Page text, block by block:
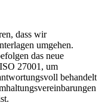
dass wir
umgehen.
das neue
27001, um
behandelt